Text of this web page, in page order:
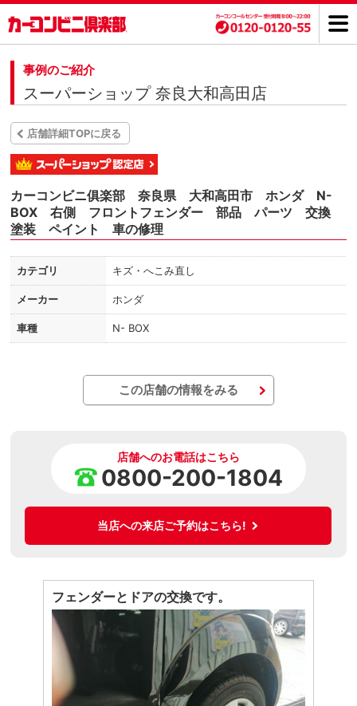
事例のご紹介
スーパーショップ 奈良大和高田店
店舗詳細TOPに戻る
カーコンビニ俱楽部 奈良県 大和高田市 ホンダ N-
BOX 右側 フロントフェンダー 部品 パーツ 交換
塗装 ペイント 車の修理
カテゴリ キズ・へこみ直し
メーカー ホンダ
車種 N- BOX
この店舗の情報をみる
店舗へのお電話はこちら
0800-200-1804
当店への来店ご予約はこちら!
フェンダーとドアの交換です。